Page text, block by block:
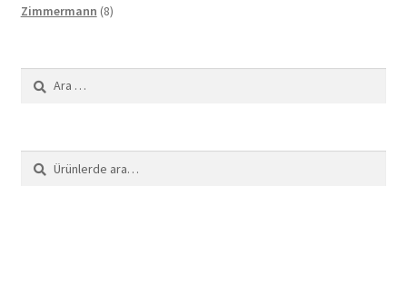
Zimmermann 88
Arama:
Ara:
Ara